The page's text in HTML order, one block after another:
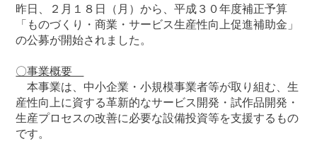
ご依頼の流れ
Profile
アクセス
昨日、２月１８日（月）から、平成３０年度補正予算
「ものづくり・商業・サービス生産性向上促進補助金」
の公募が開始されました。
〇事業概要
本事業は、中小企業・小規模事業者等が取り組む、生
産性向上に資する革新的なサービス開発・試作品開発・
生産プロセスの改善に必要な設備投資等を支援するもの
です。